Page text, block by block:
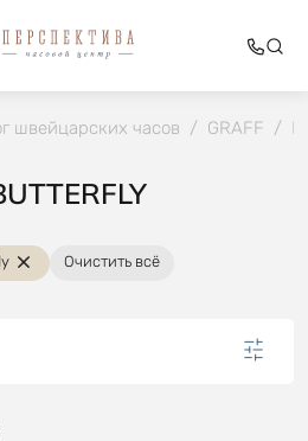
швейцарских часов / GRAFF /
Очистить всё